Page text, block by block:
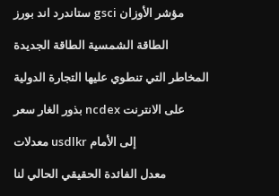
ستاندرد اند بورز gsci مؤشر الأوزان
الطاقة الشمسية الطاقة الجديدة
المخاطر التي تنطوي عليها التجارة الدولية
بذور الغار سعر ncdex على الانترنت
معدلات usdlkr إلى الأمام
معدل الفائدة الحقيقي الحالي لنا